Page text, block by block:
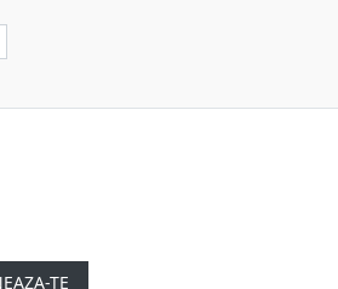
TE